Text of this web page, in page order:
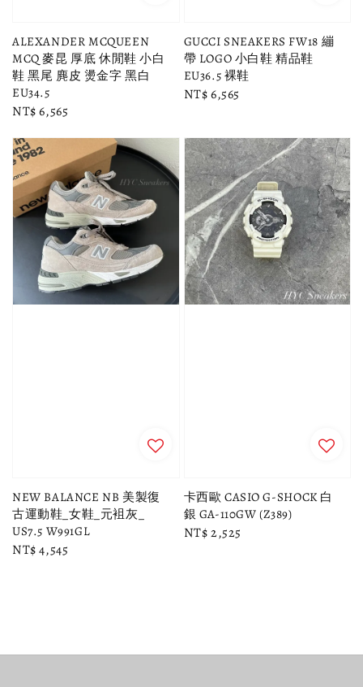
ALEXANDER MCQUEEN
MCQ 麥昆 厚底 休閒鞋 小白
鞋 黑尾 麂皮 燙金字 黑白
EU34.5
Regular
NT$ 6,565
GUCCI SNEAKERS FW18 繃
帶 LOGO 小白鞋 精品鞋
EU36.5 裸鞋
Regular
NT$ 6,565
NEW BALANCE NB 美製復
古運動鞋_女鞋_元袓灰_
US7.5 W991GL
Regular
NT$ 4,545
卡西歐 CASIO G-SHOCK 白
銀 GA-110GW (Z389)
Regular
NT$ 2,525